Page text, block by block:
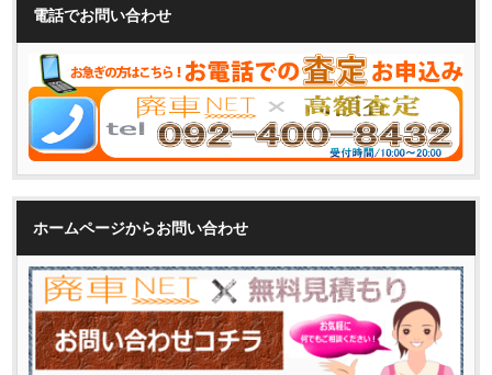
電話でお問い合わせ
ホームページからお問い合わせ